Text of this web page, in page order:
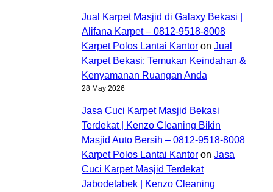
Jual Karpet Masjid di Galaxy Bekasi |
Alifana Karpet – 0812-9518-8008
Karpet Polos Lantai Kantor on Jual
Karpet Bekasi: Temukan Keindahan &
Kenyamanan Ruangan Anda
28 May 2026
Jasa Cuci Karpet Masjid Bekasi
Terdekat | Kenzo Cleaning Bikin
Masjid Auto Bersih – 0812-9518-8008
Karpet Polos Lantai Kantor on Jasa
Cuci Karpet Masjid Terdekat
Jabodetabek | Kenzo Cleaning